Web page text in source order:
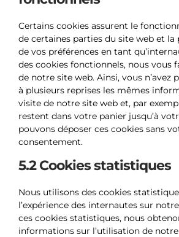
Certains cookies assurent le
de certaines parties du site web et la
de vos préférences en tant
des cookies fonctionnels, nous vous
de notre site web. Ainsi, vous n’avez
à plusieurs reprises les mêmes
visite de notre site web et, par
restent dans votre panier jusqu’à
pouvons déposer ces cookies sans
consentement.
5.2 Cookies statistiques
Nous utilisons des cookies
l’expérience des internautes sur
ces cookies statistiques, nous
informations sur l’utilisation de